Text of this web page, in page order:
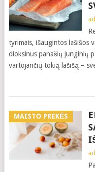
tyrimais, išaugintos lašišos
dioksinus panašių junginių
vartojančių tokią lašišą –
MAISTO PREKĖS